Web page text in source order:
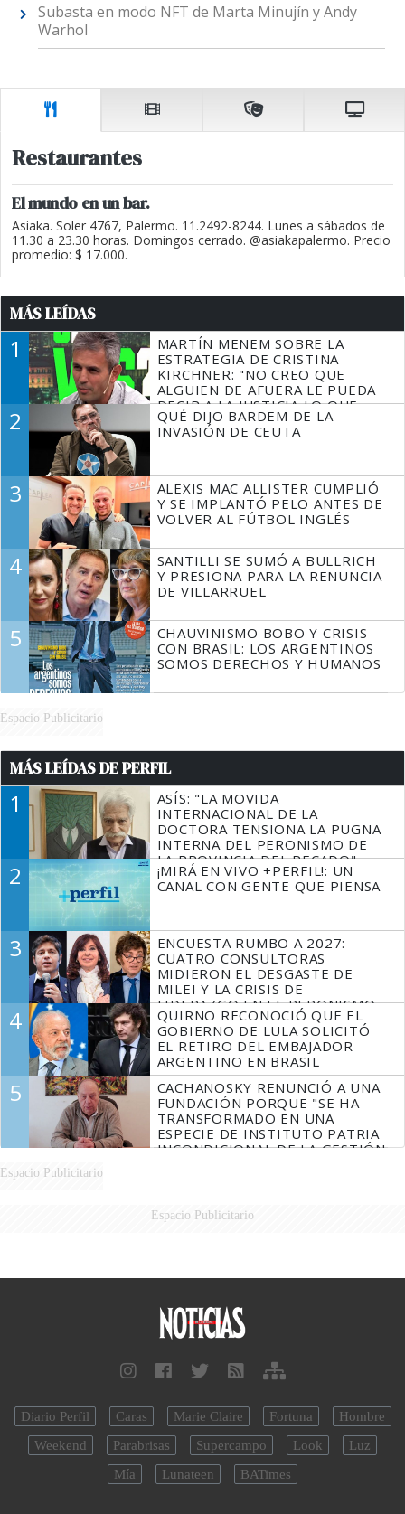
Subasta en modo NFT de Marta Minujín y Andy
Warhol
Restaurantes
El mundo en un bar.
Asiaka. Soler 4767, Palermo. 11.2492-8244. Lunes a sábados de
11.30 a 23.30 horas. Domingos cerrado. @asiakapalermo. Precio
promedio: $ 17.000.
MÁS LEÍDAS
1
MARTÍN MENEM SOBRE LA
ESTRATEGIA DE CRISTINA
KIRCHNER: "NO CREO QUE
ALGUIEN DE AFUERA LE PUEDA
DECIR A LA JUSTICIA LO QUE
TIENE QUE HACER"
2
QUÉ DIJO BARDEM DE LA
INVASIÓN DE CEUTA
3
ALEXIS MAC ALLISTER CUMPLIÓ
Y SE IMPLANTÓ PELO ANTES DE
VOLVER AL FÚTBOL INGLÉS
4
SANTILLI SE SUMÓ A BULLRICH
Y PRESIONA PARA LA RENUNCIA
DE VILLARRUEL
5
CHAUVINISMO BOBO Y CRISIS
CON BRASIL: LOS ARGENTINOS
SOMOS DERECHOS Y HUMANOS
Espacio Publicitario
MÁS LEÍDAS DE PERFIL
1
ASÍS: "LA MOVIDA
INTERNACIONAL DE LA
DOCTORA TENSIONA LA PUGNA
INTERNA DEL PERONISMO DE
LA PROVINCIA DEL PECADO"
2
¡MIRÁ EN VIVO +PERFIL!: UN
CANAL CON GENTE QUE PIENSA
3
ENCUESTA RUMBO A 2027:
CUATRO CONSULTORAS
MIDIERON EL DESGASTE DE
MILEI Y LA CRISIS DE
LIDERAZGO EN EL PERONISMO
4
QUIRNO RECONOCIÓ QUE EL
GOBIERNO DE LULA SOLICITÓ
EL RETIRO DEL EMBAJADOR
ARGENTINO EN BRASIL
5
CACHANOSKY RENUNCIÓ A UNA
FUNDACIÓN PORQUE "SE HA
TRANSFORMADO EN UNA
ESPECIE DE INSTITUTO PATRIA
INCONDICIONAL DE LA GESTIÓN
Espacio Publicitario
Espacio Publicitario
Diario Perfil Caras Marie Claire Fortuna
Hombre
Weekend
Parabrisas Supercampo Look
Luz
Mía
Lunateen BATimes